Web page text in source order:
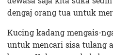
dengaj orang tua untuk
Kucing kadang mengais-
untuk mencari sisa tulang